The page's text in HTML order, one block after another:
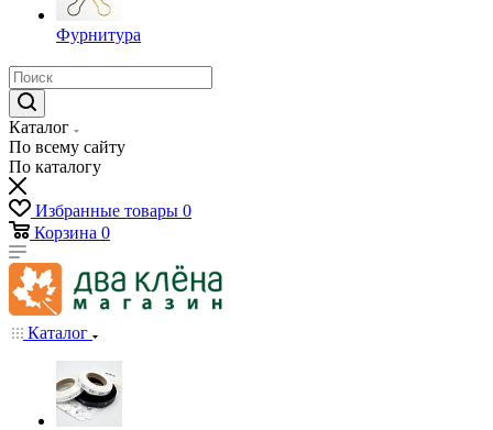
Фурнитура
Каталог
По всему сайту
По каталогу
Избранные товары 0
Корзина 0
Каталог